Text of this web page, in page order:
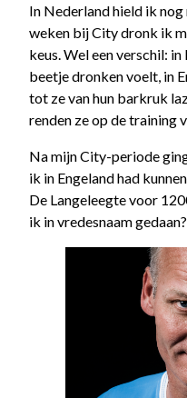
In Nederland hield ik nog
weken bij City dronk ik
keus. Wel een verschil:
beetje dronken voelt, in
tot ze van hun barkruk
renden ze op de training
Na mijn City-periode
ik in Engeland had
De Langeleegte voor
ik in vredesnaam